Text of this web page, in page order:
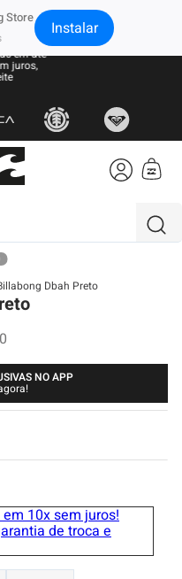
Store Instalar
em até
juros,
Dbah Preto
NO APP